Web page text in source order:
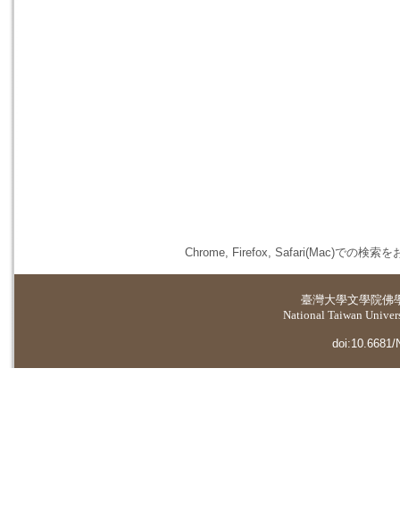
Chrome, Firefox, Safari(Mac)での検索を
臺灣大學文學院佛
National Taiwan
doi:10.6681/